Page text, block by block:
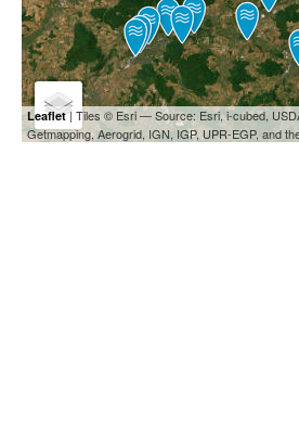
Leaflet| Tiles © Esri — Source: Esri, i-cubed,
Getmapping, Aerogrid, IGN, IGP, UPR-EGP, and